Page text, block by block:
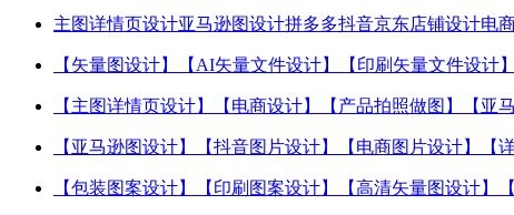
主图详情页设计亚马逊图设计拼多多抖音京东店铺设计电
【矢量图设计】【AI矢量文件设计】【印刷矢量文件设计
【主图详情页设计】【电商设计】【产品拍照做图】【
【亚马逊图设计】【抖音图片设计】【电商图片设计】
【包装图案设计】【印刷图案设计】【高清矢量图设计】